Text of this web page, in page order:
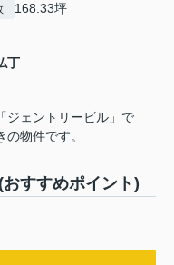
168.33坪
丁
ジェントリービル」で
物件です。
すすめポイント)